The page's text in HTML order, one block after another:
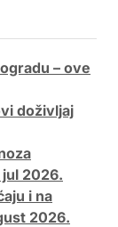
– ove
doživljaj
2026.
i na
2026.